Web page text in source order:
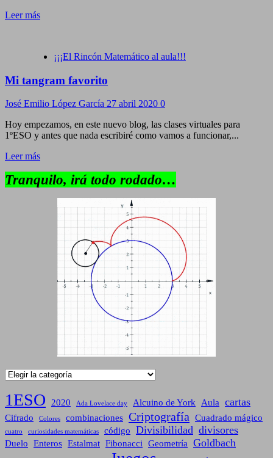
Leer más
¡¡¡El Rincón Matemático al aula!!!
Mi tangram favorito
José Emilio López García 27 abril 2020 0
Hoy empezamos, en este nuevo blog, las clases virtuales para
1ºESO y antes que nada escribiré como vamos a funcionar,...
Leer más
Tranquilo, irá todo rodado…
Categorías
1ESO 2020 Ada Lovelace day Alcuino de York Aula cartas
Cifrado Colores combinaciones Criptografía Cuadrado mágico
cuatro curiosidades matemáticas código Divisibilidad divisores
Duelo Enteros Estalmat Fibonacci Geometría Goldbach